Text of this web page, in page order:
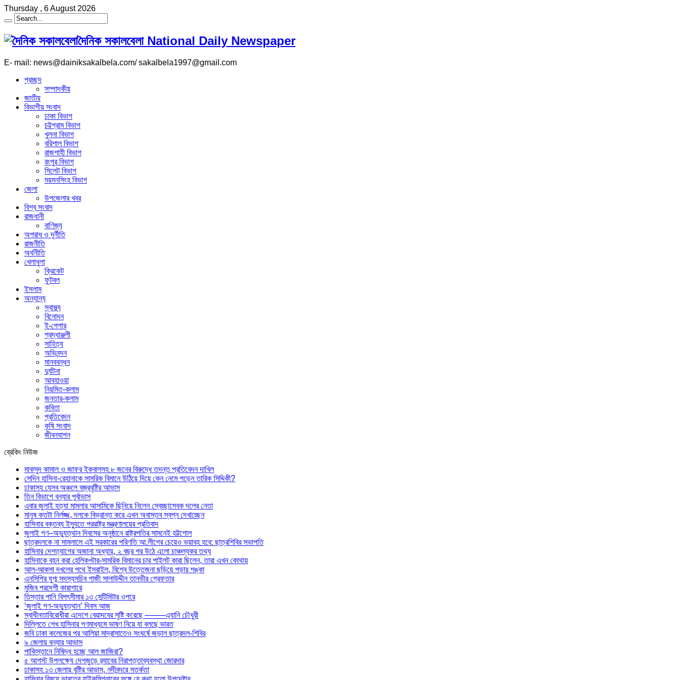
Thursday , 6 August 2026
দৈনিক সকালবেলা National Daily Newspaper
E- mail: news@dainiksakalbela.com/ sakalbela1997@gmail.com
প্রচ্ছদ
সম্পাদকীয়
জাতীয়
বিভাগীয় সংবাদ
ঢাকা বিভাগ
চট্টগ্রাম বিভাগ
খুলনা বিভাগ
বরিশাল বিভাগ
রাজশাহী বিভাগ
রংপুর বিভাগ
সিলেট বিভাগ
ময়মনসিংহ বিভাগ
জেলা
উপজেলার খবর
বিশ্ব সংবাদ
রাজধানী
বাণিজ্য
অপরাধ ও দূর্নীতি
রাজনীতি
অর্থনীতি
খেলাধুলা
ক্রিকেট
ফুটবল
ইসলাম
অন্যান্য
স্বাস্থ্য
বিনোদন
ই-পেপার
শ্রদ্ধাঞ্জলী
সাহিত্য
অভিনন্দন
মানববন্ধন
দুর্ঘটনা
আবহাওয়া
নিয়মিত-কলাম
জনতার-কলাম
কবিতা
প্রতিবেদন
কৃষি সংবাদ
জীবনযাপন
ব্রেকিং নিউজ
মাকসুদ কামাল ও জাফর ইকবালসহ ৮ জনের বিরুদ্ধে তদন্ত প্রতিবেদন দাখিল
সেদিন হাসিনা-রেহানাকে সামরিক বিমানে উঠিয়ে দিয়ে কেন নেমে পড়েন তারিক সিদ্দিকী?
ঢাকাসহ যেসব অঞ্চলে বজ্রবৃষ্টির আভাস
তিন বিভাগে বন্যার পূর্বাভাস
এবার জুলাই হত্যা মামলার আসামিকে ছিনিয়ে নিলেন স্বেচ্ছাসেবক দলের নেতা
মানুষ কতটা নির্লজ্জ, দলকে বিভ্রান্ত করে এখন অবাস্তব স্বপ্ন দেখাচ্ছেন
হাসিনার বক্তব্য ইস্যুতে পররাষ্ট্র মন্ত্রণালয়ের প্রতিবাদ
জুলাই গণ–অভ্যুত্থান দিবসের অনুষ্ঠানে রাষ্ট্রপতির সামনেই হট্টগোল
ছাত্রদলকে না সামলালে এই সরকারের পরিণতি আ.লীগের চেয়েও ভয়াবহ হবে: ছাত্রশিবির সভাপতি
হাসিনার দেশত্যাগের অজানা অধ্যায়, ২ বছর পর উঠে এলো চাঞ্চল্যকর তথ্য
হাসিনাকে বহন করা হেলিকপ্টার-সামরিক বিমানের চার পাইলট কারা ছিলেন, তারা এখন কোথায়
আল-আকসা দখলের পথে ইসরাইল, বিশ্বে উত্তেজনা ছড়িয়ে পড়ার শঙ্কা
এনসিপির যুগ্ম সদস্যসচিব গাজী সালাউদ্দীন তানভীর গ্রেফতার
মুজিব পরদেশী কারাগারে
তিস্তার পানি বিপৎসীমার ১৩ সেন্টিমিটার ওপরে
‘জুলাই গণ-অভ্যুত্থান’ দিবস আজ
স্বাধীনতাবিরোধীরা এদেশে বেয়াদবের সৃষ্টি করেছে ——–এ্যানি চৌধুরী
দিল্লিতে শেখ হাসিনার গণমাধ্যমে ভাষণ নিয়ে যা বলছে ভারত
জবি ঢাকা কলেজের পর আলিয়া মাদ্রাসাতেও সংঘর্ষে জড়াল ছাত্রদল-শিবির
৯ জেলায় বন্যার আভাস
পাকিস্তানে নিষিদ্ধ হচ্ছে আল জাজিরা?
৫ আগস্ট উপলক্ষ্যে দেশজুড়ে র‌্যাবের নিরাপত্তাব্যবস্থা জোরদার
ঢাকাসহ ১৩ জেলায় বৃষ্টির আভাস, নদীবন্দরে সতর্কতা